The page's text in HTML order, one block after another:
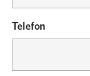
Telefon